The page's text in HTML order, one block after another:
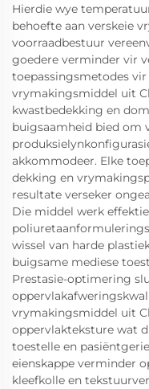
Hierdie wye
behoefte aan verskeie
voorraadbestuur
goedere verminder vir
toepassingsmetodes
vrymakingsmiddel uit
kwastbedekking en
buigsaamheid bied om
akkommodeer. Elke
dekking en
resultate verseker
Die middel werk
wissel van harde
buigsame mediese
Prestasie-optimering
vrymakingsmiddel uit
oppervlakteksture wat
toestelle en
eienskappe verminder
kleefkolle en